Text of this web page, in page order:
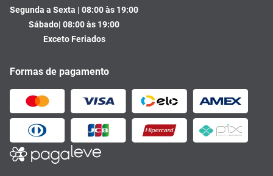
Segunda a Sexta | 08:00 às 19:00
Sábado| 08:00 às 19:00
Exceto Feriados
Formas de pagamento